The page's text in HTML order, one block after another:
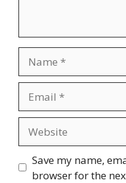
Save my name,
browser for the